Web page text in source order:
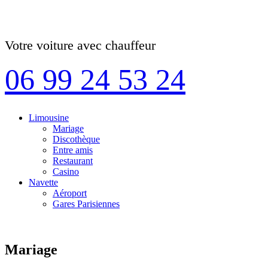
Votre voiture avec chauffeur
06 99 24 53 24
Limousine
Mariage
Discothèque
Entre amis
Restaurant
Casino
Navette
Aéroport
Gares Parisiennes
Mariage